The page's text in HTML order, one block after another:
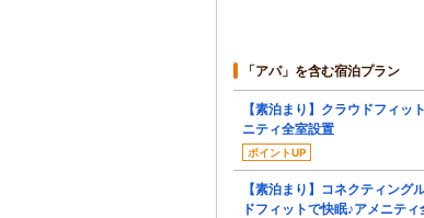
「アパ」を含む宿泊プラン
【素泊まり】クラウドフィッ
ニティ全室設置
ポイントUP
【素泊まり】コネクティン
ドフィットで快眠♪アメニテ